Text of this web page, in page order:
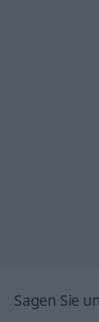
Sagen Sie